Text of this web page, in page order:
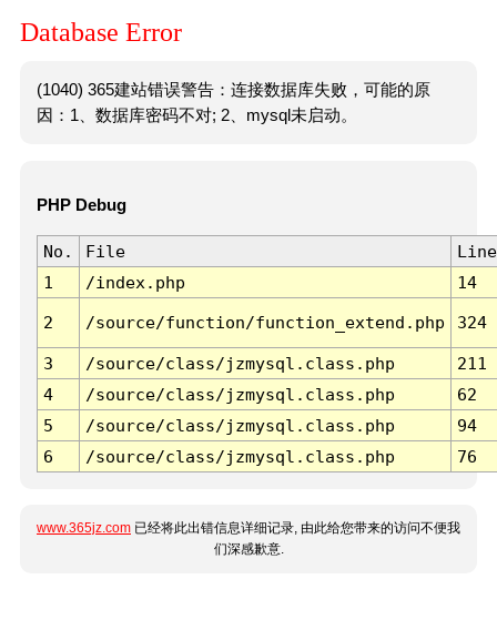
Database Error
(1040) 365建站错误警告：连接数据库失败，可能的原
因：1、数据库密码不对; 2、mysql未启动。
PHP Debug
No. File
Line
1
/index.php 14
2 /source/function/function_extend.php 324
3 /source/class/jzmysql.class.php
211
4
/source/class/jzmysql.class.php
62
5
/source/class/jzmysql.class.php
94
6
/source/class/jzmysql.class.php 76
www.365jz.com 已经将此出错信息详细记录, 由此给您带来的访问不便我
们深感歉意.